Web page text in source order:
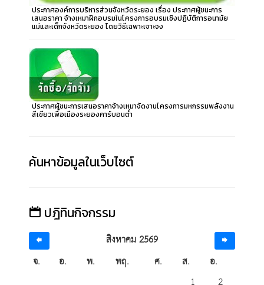
ประกาศองค์การบริหารส่วนจังหวัดระยอง เรื่อง ประกาศผู้ชนะการ
เสนอราคา จ้างเหมาฝึกอบรมในโครงการอบรมเชิงปฏิบัติการอนามัย
แม่และเด็กจังหวัดระยอง โดยวิธีเฉพาะเจาะจง
ประกาศผู้ชนะการเสนอราคาจ้างเหมาจัดงานโครงการมหกรรมพลังงาน
สีเขียวเพื่อเมืองระยองคาร์บอนต่ำ
ค้นหาข้อมูลในเว็บไซต์
ปฎิทินกิจกรรม
สิงหาคม 2569
จ.
อ. พ. พฤ. ศ. ส.
อ.